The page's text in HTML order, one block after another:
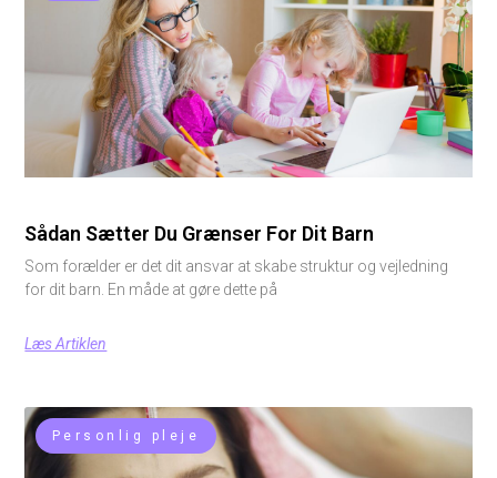
Sådan Sætter Du Grænser For Dit Barn
Som forælder er det dit ansvar at skabe struktur og vejledning
for dit barn. En måde at gøre dette på
Læs Artiklen
Personlig pleje